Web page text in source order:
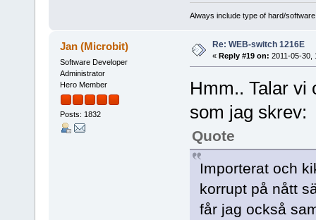
Always include type of hard/
Jan (Microbit)
Software Developer
Administrator
Hero Member
Posts: 1832
Re: WEB-switch 1216E
« Reply #19 on: 2011-05-30,
Hmm.. Talar vi
som jag skrev:
Quote
Importerat och
korrupt på nått
får jag också